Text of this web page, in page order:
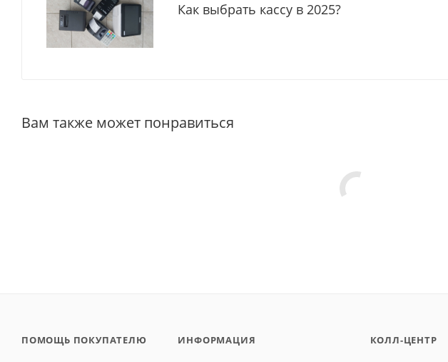
Как выбрать кассу в 2025?
Вам также может понравиться
ПОМОЩЬ ПОКУПАТЕЛЮ ИНФОРМАЦИЯ КОЛЛ-ЦЕНТР